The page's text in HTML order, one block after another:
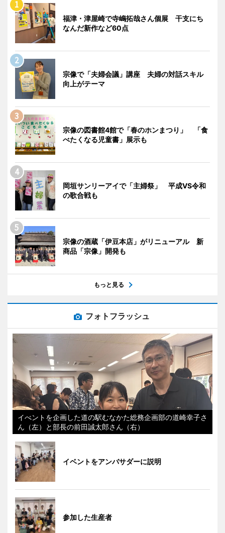
福津・津屋崎で寺嶋拓哉さん個展 干支にち
なんだ新作など60点
宗像で「夫婦会議」講座 夫婦の対話スキル
向上がテーマ
宗像の図書館4館で「春のホンまつり」 「食
べたくなる児童書」展示も
岡垣サンリーアイで「主婦祭」 平成VS令和
の歌合戦も
宗像の酒蔵「伊豆本店」がリニューアル 新
商品「宗像」開発も
もっと見る
フォトフラッシュ
イべントを企画した道の駅むなかた総務企画部の道崎幸子さ
ん（左）と部長の前田誠太郎さん（右）
イベントをアンバサダーに説明
参加した生産者